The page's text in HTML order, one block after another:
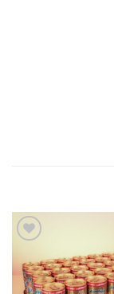
Add to